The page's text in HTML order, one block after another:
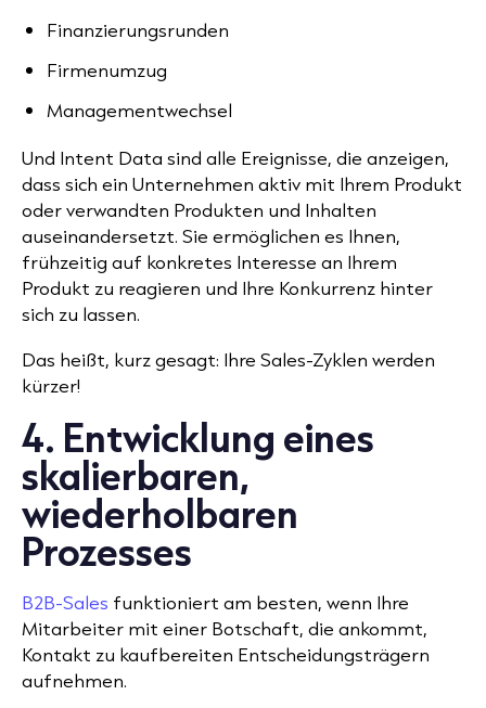
Finanzierungsrunden
Firmenumzug
Managementwechsel
Und Intent Data sind alle Ereignisse, die anzeigen,
dass sich ein Unternehmen aktiv mit Ihrem Produkt
oder verwandten Produkten und Inhalten
auseinandersetzt. Sie ermöglichen es Ihnen,
frühzeitig auf konkretes Interesse an Ihrem
Produkt zu reagieren und Ihre Konkurrenz hinter
sich zu lassen.
Das heißt, kurz gesagt: Ihre Sales-Zyklen werden
kürzer!
4. Entwicklung eines
skalierbaren,
wiederholbaren
Prozesses
B2B-Sales funktioniert am besten, wenn Ihre
Mitarbeiter mit einer Botschaft, die ankommt,
Kontakt zu kaufbereiten Entscheidungsträgern
aufnehmen.